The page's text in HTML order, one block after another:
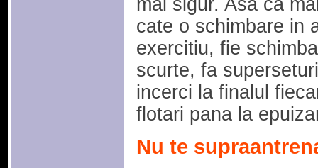
mai sigur. Asa ca
cate o schimbare in
exercitiu, fie
scurte, fa
incerci la finalul
flotari pana la
Nu te